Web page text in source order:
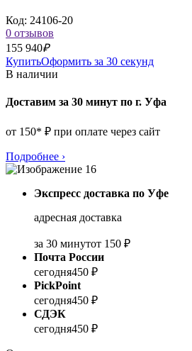
Код: 24106-20
0 отзывов
155 940₽
КупитьОформить за 30 секунд
В наличии
Доставим за 30 минут по г. Уфа
от 150* ₽ при оплате через сайт
Подробнее ›
Экспресс доставка по Уфе
адресная доставка
за 30 минутот 150 ₽
Почта России
сегодня450 ₽
PickPoint
сегодня450 ₽
СДЭК
сегодня450 ₽